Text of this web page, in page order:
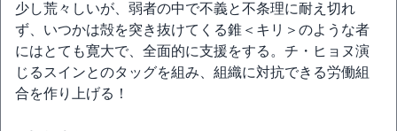
少し荒々しいが、弱者の中で不義と不条理に耐え切れ
ず、いつかは殻を突き抜けてくる錐＜キリ＞のような者
にはとても寛大で、全面的に支援をする。チ・ヒョヌ演
じるスインとのタッグを組み、組織に対抗できる労働組
合を作り上げる！